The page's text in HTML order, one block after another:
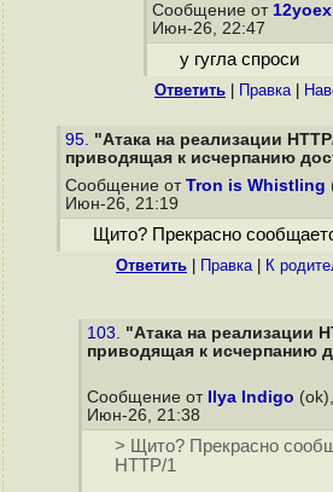
Сообщение от
Июн-26, 22:47
у гугла спроси
Ответить Правка|
95. "Атака на реализации
приводящая к исчерпанию
Сообщение от Tron is Whistling
Июн-26, 21:19
Щито? Прекрасно
Ответить Правка| К
103. "Атака на реализации
приводящая к исчерпанию
Сообщение от Ilya Indigo
Июн-26, 21:38
> Щито? Прекрасно
HTTP/1